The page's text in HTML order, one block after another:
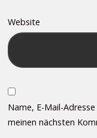
Website
Name, E-Mail-
meinen nächsten